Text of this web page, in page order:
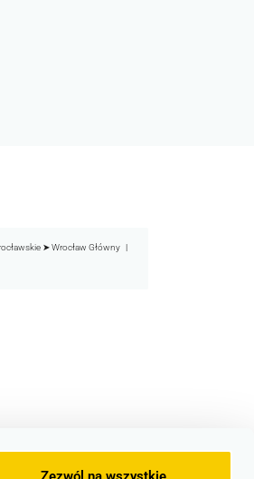
➤ Wrocław Główny
Publicznej